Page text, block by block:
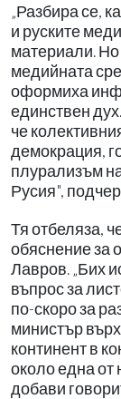
„Разбира се,
и руските
материали. Но
медийната
оформиха
единствен
че
демокрация,
плурализъм
Русия",
Тя отбеляза,
обяснение за
Лавров. „Бих
въпрос за
по-скоро за
министър
континент в
около една от
добави